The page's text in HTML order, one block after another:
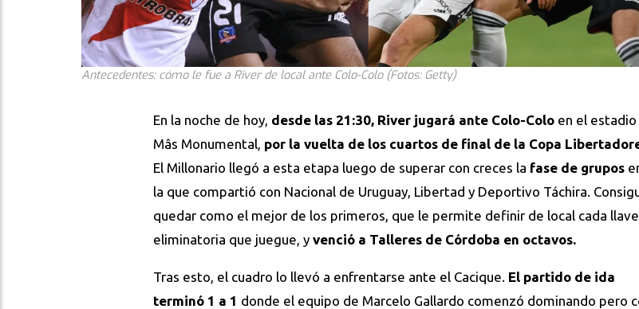
Antecedentes: cómo le fue a River de local ante Colo-Colo (Fotos: Getty)
En la noche de hoy, desde las 21:30, River jugará ante Colo-Colo en el estadio
Mâs Monumental, por la vuelta de los cuartos de final de la Copa
El Millonario llegó a esta etapa luego de superar con creces la fase de grupos
la que compartió con Nacional de Uruguay, Libertad y Deportivo Táchira.
quedar como el mejor de los primeros, que le permite definir de local cada llave
eliminatoria que juegue, y venció a Talleres de Córdoba en octavos.
Tras esto, el cuadro lo llevó a enfrentarse ante el Cacique. El partido de ida
terminó 1 a 1 donde el equipo de Marcelo Gallardo comenzó dominando pero